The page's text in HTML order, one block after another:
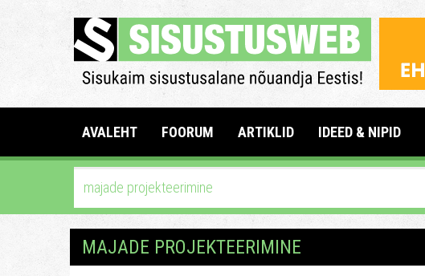
AVALEHT FOORUM ARTIKLID IDEED & NIPID
MAJADE PROJEKTEERIMINE